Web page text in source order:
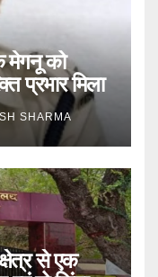
मेगनू को
प्रभार मिला
SHARMA
से एक